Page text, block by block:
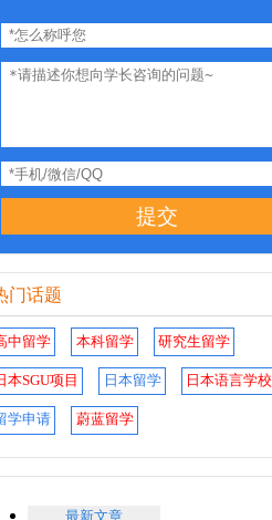
提交
门话题
中留学 本科留学 研究生留学
本SGU项目 日本留学 日本语言学校
学申请 蔚蓝留学
最新文章